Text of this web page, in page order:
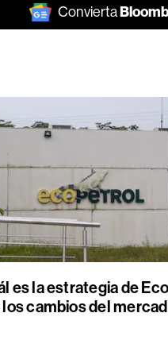
Convierta
es la estrategia de
cambios del